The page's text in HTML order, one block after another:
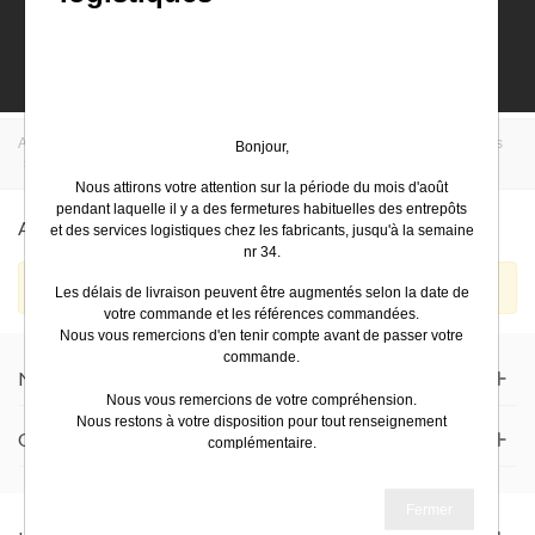
Accueil >
Protection et distribution industrielles
Armoires Altis Métal, Monoblocs Et Assemblables
Aucun produit trouvé.
Nous Contacter
Qui Est Easyelec
Bonjour,
Nous attirons votre attention sur la période du mois d'août
pendant laquelle il y a des fermetures habituelles des entrepôts
et des services logistiques chez les fabricants, jusqu'à la semaine
nr 34.
Les délais de livraison peuvent être augmentés selon la date de
votre commande et les références commandées.
Nous vous remercions d'en tenir compte avant de passer votre
commande.
Nous vous remercions de votre compréhension.
Nous restons à votre disposition pour tout renseignement
complémentaire.